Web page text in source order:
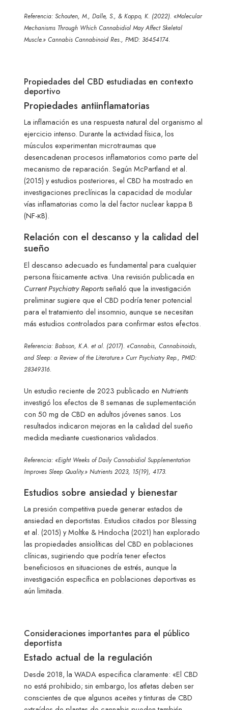
Referencia: Schouten, M., Dalle, S., & Koppo, K. (2022). «Molecular
Mechanisms Through Which Cannabidiol May Affect Skeletal
Muscle.» Cannabis Cannabinoid Res., PMID: 36454174.
Propiedades del CBD estudiadas en contexto
deportivo
Propiedades antiinflamatorias
La inflamación es una respuesta natural del organismo al
ejercicio intenso. Durante la actividad física, los
músculos experimentan microtraumas que
desencadenan procesos inflamatorios como parte del
mecanismo de reparación. Según McPartland et al.
(2015) y estudios posteriores, el CBD ha mostrado en
investigaciones preclínicas la capacidad de modular
vías inflamatorias como la del factor nuclear kappa B
(NF-κB).
Relación con el descanso y la calidad del
sueño
El descanso adecuado es fundamental para cualquier
persona físicamente activa. Una revisión publicada en
Current Psychiatry Reportsseñaló que la investigación
preliminar sugiere que el CBD podría tener potencial
para el tratamiento del insomnio, aunque se necesitan
más estudios controlados para confirmar estos efectos.
Referencia: Babson, K.A. et al. (2017). «Cannabis, Cannabinoids,
and Sleep: a Review of the Literature.» Curr Psychiatry Rep., PMID:
28349316.
Un estudio reciente de 2023 publicado enNutrients
investigó los efectos de 8 semanas de suplementación
con 50 mg de CBD en adultos jóvenes sanos. Los
resultados indicaron mejoras en la calidad del sueño
medida mediante cuestionarios validados.
Referencia: «Eight Weeks of Daily Cannabidiol Supplementation
Improves Sleep Quality.» Nutrients 2023, 15(19), 4173.
Estudios sobre ansiedad y bienestar
La presión competitiva puede generar estados de
ansiedad en deportistas. Estudios citados por Blessing
et al. (2015) y Moltke & Hindocha (2021) han explorado
las propiedades ansiolíticas del CBD en poblaciones
clínicas, sugiriendo que podría tener efectos
beneficiosos en situaciones de estrés, aunque la
investigación específica en poblaciones deportivas es
aún limitada.
Consideraciones importantes para el público
deportista
Estado actual de la regulación
Desde 2018, la WADA especifica claramente: «El CBD
no está prohibido; sin embargo, los atletas deben ser
conscientes de que algunos aceites y tinturas de CBD